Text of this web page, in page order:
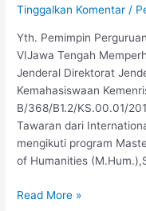
Tinggalkan Komentar /
Yth. Pemimpin
VIJawa Tengah
Jenderal Direktorat
Kemahasiswaan
B/368/B1.2/KS.00.01/
Tawaran dari
mengikuti program
of Humanities
untuk
program
Master
of
Law
(LL.M)
dan
program
Master
Humanities
Read More »